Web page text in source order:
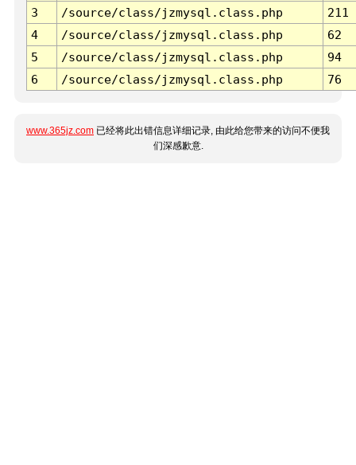
3 /source/class/jzmysql.class.php
211
4
/source/class/jzmysql.class.php
62
5
/source/class/jzmysql.class.php
94
6
/source/class/jzmysql.class.php 76
www.365jz.com 已经将此出错信息详细记录, 由此给您带来的访问不便我
们深感歉意.